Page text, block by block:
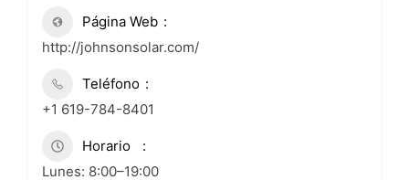
Página Web
http://johnsonsolar.com/
Teléfono
+1 619-784-8401
Horario
Lunes: 8:00–19:00